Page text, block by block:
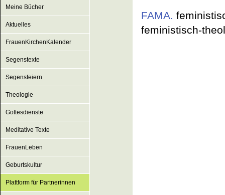
Meine Bücher
Aktuelles
FrauenKirchenKalender
Segenstexte
Segensfeiern
Theologie
Gottesdienste
Meditative Texte
FrauenLeben
Geburtskultur
Plattform für Partnerinnen
FAMA.
feministisch-